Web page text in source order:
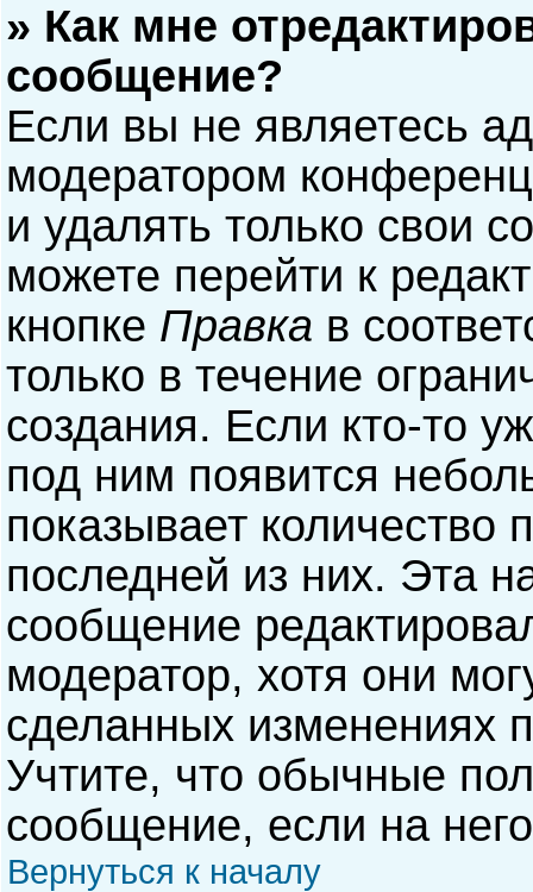
» Как мне
сообщение?
Если вы не являетесь
модератором
и удалять только свои
можете перейти к
кнопке Правка в
только в течение
создания. Если кто-то
под ним появится
показывает количество
последней из них. Эта
сообщение
модератор, хотя они
сделанных изменениях
Учтите, что обычные
сообщение, если на
Вернуться к началу